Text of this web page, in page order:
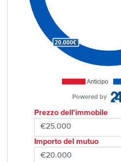
Anticipo
20.000€
Powered by
Prezzo dell'immobile
Importo del mutuo